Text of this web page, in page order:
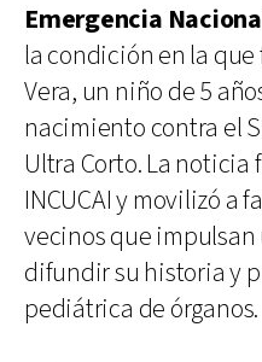
Emergencia
la condición en la
Vera, un niño de 5
nacimiento contra el
Ultra Corto. La
INCUCAI y movilizó a
vecinos que
difundir su historia y
pediátrica de órganos.